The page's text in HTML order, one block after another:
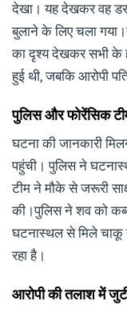
देखा। यह देखकर वह डर
बुलाने के लिए चला
का दृश्य देखकर सभी के
हुई थी, जबकि आरोपी
पुलिस और फोरेंसिक
घटना की जानकारी
पहुंची। पुलिस ने
टीम ने मौके से जरूरी
की।पुलिस ने शव को
घटनास्थल से मिले चाकू
रहा है।
आरोपी की तलाश में